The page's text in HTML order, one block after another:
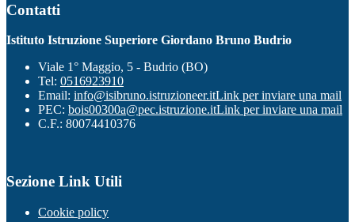
Contatti
Istituto Istruzione Superiore Giordano Bruno Budrio
Viale 1° Maggio, 5 - Budrio (BO)
Tel: 0516923910
Email: info@isibruno.istruzioneer.itLink per inviare una mail
PEC: bois00300a@pec.istruzione.itLink per inviare una mail
C.F.: 80074410376
Sezione Link Utili
Cookie policy